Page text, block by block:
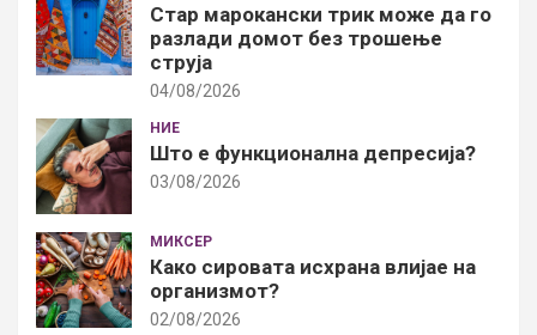
Стар марокански трик може да го
разлади домот без трошење
струја
04/08/2026
НИЕ
Што е функционална депресија?
03/08/2026
МИКСЕР
Како сировата исхрана влијае на
организмот?
02/08/2026